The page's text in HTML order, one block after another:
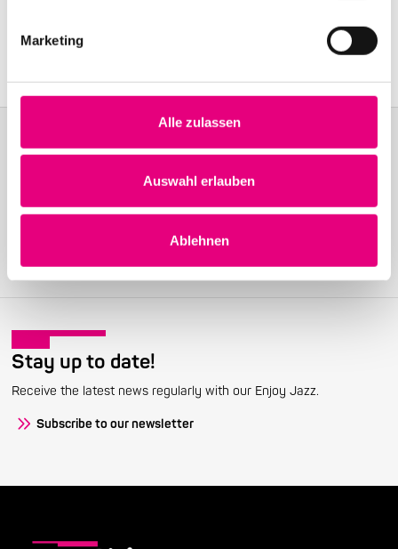
Marketing
Alle zulassen
Auswahl erlauben
Ablehnen
Become a friend!
Join the Enjoy Jazz and receive exclusive information about the
Become a member
Stay up to date!
Receive the latest news regularly with our Enjoy Jazz.
Subscribe to our newsletter